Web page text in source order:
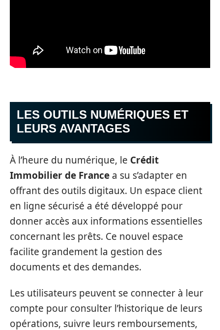
LES OUTILS NUMÉRIQUES ET
LEURS AVANTAGES
À l’heure du numérique, le Crédit
Immobilier de France a su s’adapter en
offrant des outils digitaux. Un espace client
en ligne sécurisé a été développé pour
donner accès aux informations essentielles
concernant les prêts. Ce nouvel espace
facilite grandement la gestion des
documents et des demandes.
Les utilisateurs peuvent se connecter à leur
compte pour consulter l’historique de leurs
opérations, suivre leurs remboursements,